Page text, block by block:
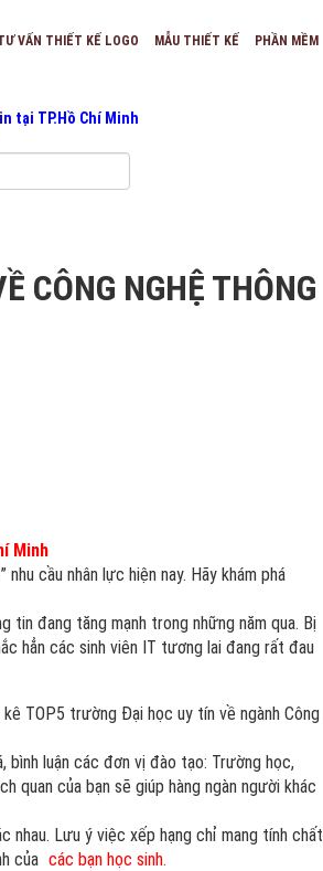
VẤN THIẾT KẾ LOGO MẪU THIẾT KẾ PHẦN MỀM
tại TP.Hồ Chí Minh
CÔNG NGHỆ THÔNG
Minh
cầu nhân lực hiện nay. Hãy khám phá
tin đang tăng mạnh trong những năm qua. Bị
hẳn các sinh viên IT tương lai đang rất đau
TOP5 trường Đại học uy tín về ngành Công
bình luận các đơn vị đào tạo: Trường học,
quan của bạn sẽ giúp hàng ngàn người khác
Lưu ý việc xếp hạng chỉ mang tính chất
của các bạn học sinh.